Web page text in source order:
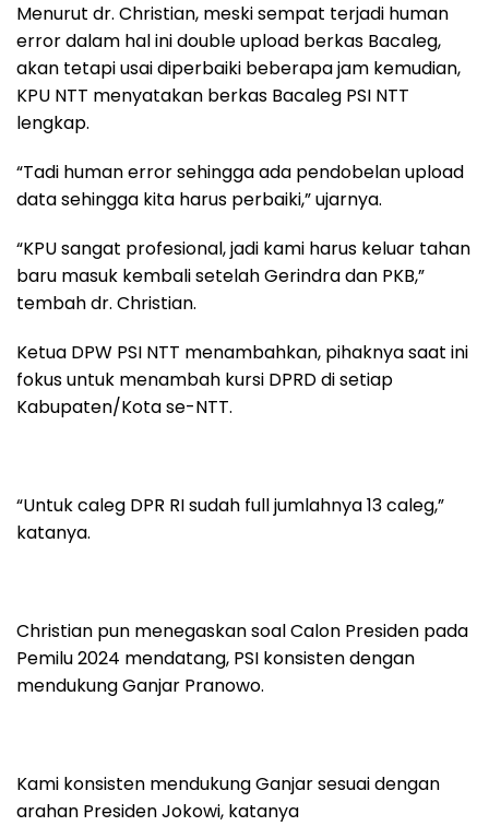
Menurut dr. Christian, meski sempat terjadi human
error dalam hal ini double upload berkas Bacaleg,
akan tetapi usai diperbaiki beberapa jam kemudian,
KPU NTT menyatakan berkas Bacaleg PSI NTT
lengkap.
“Tadi human error sehingga ada pendobelan upload
data sehingga kita harus perbaiki,” ujarnya.
“KPU sangat profesional, jadi kami harus keluar tahan
baru masuk kembali setelah Gerindra dan PKB,”
tembah dr. Christian.
Ketua DPW PSI NTT menambahkan, pihaknya saat ini
fokus untuk menambah kursi DPRD di setiap
Kabupaten/Kota se-NTT.
“Untuk caleg DPR RI sudah full jumlahnya 13 caleg,”
katanya.
Christian pun menegaskan soal Calon Presiden pada
Pemilu 2024 mendatang, PSI konsisten dengan
mendukung Ganjar Pranowo.
Kami konsisten mendukung Ganjar sesuai dengan
arahan Presiden Jokowi, katanya